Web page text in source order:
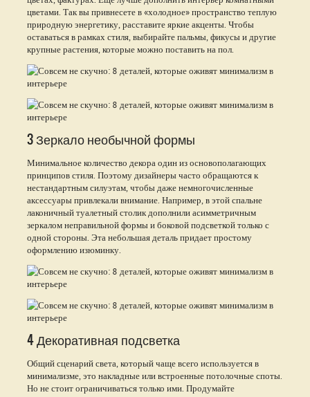
цветами. Так вы привнесете в «холодное» пространство теплую
природную энергетику, расставите яркие акценты. Чтобы
оставаться в рамках стиля, выбирайте пальмы, фикусы и другие
крупные растения, которые можно поставить на пол.
3 Зеркало необычной формы
Минимальное количество декора один из основополагающих
принципов стиля. Поэтому дизайнеры часто обращаются к
нестандартным силуэтам, чтобы даже немногочисленные
аксессуары привлекали внимание. Например, в этой спальне
лаконичный туалетный столик дополнили асимметричным
зеркалом неправильной формы и боковой подсветкой только с
одной стороны. Эта небольшая деталь придает простому
оформлению изюминку.
4 Декоративная подсветка
Общий сценарий света, который чаще всего используется в
минимализме, это накладные или встроенные потолочные споты.
Но не стоит ограничиваться только ими. Продумайте